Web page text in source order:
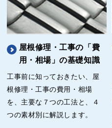
屋根修理・工事の「費
用・相場」の基礎知識
工事前に知っておきたい、屋
根修理・工事の費用・相場
を、主要な７つの工法と、４
つの素材別に解説します。